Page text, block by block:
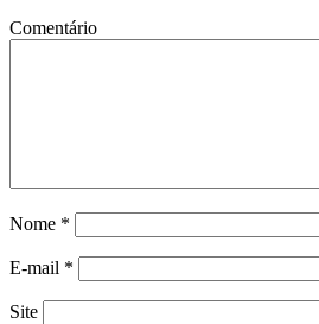
Comentário
Nome *
E-mail *
Site